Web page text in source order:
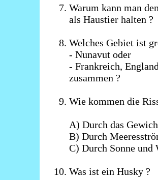
Warum kann man
als Haustier halten ?
Welches Gebiet ist
- Nunavut oder
- Frankreich,
zusammen ?
Wie kommen die
A) Durch das
B) Durch
C) Durch Sonne und
Was ist ein Husky ?